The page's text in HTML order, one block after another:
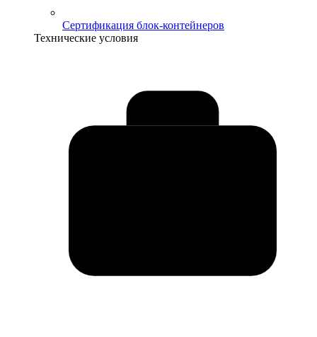
Сертификация блок-контейнеров
Технические условия